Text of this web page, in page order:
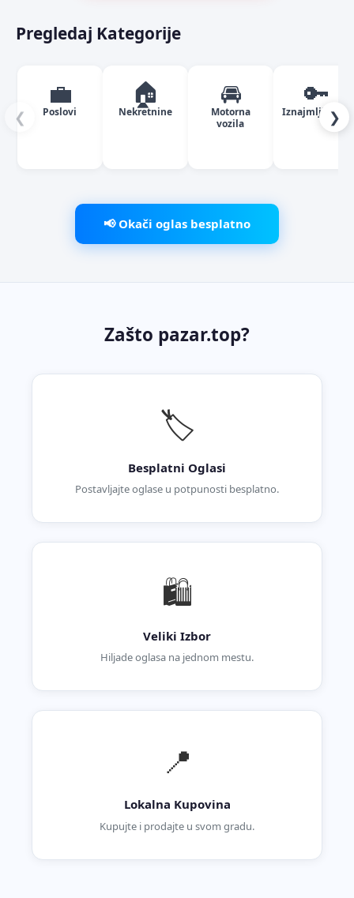
Pregledaj Kategorije
❮
💼
Poslovi
🏠
Nekretnine
🚘
Motorna
vozila
🔑
Iznajmljivanje
❯
📢 Okači oglas besplatno
Zašto pazar.top?
🏷️
Besplatni Oglasi
Postavljajte oglase u potpunosti besplatno.
🛍️
Veliki Izbor
Hiljade oglasa na jednom mestu.
📍
Lokalna Kupovina
Kupujte i prodajte u svom gradu.